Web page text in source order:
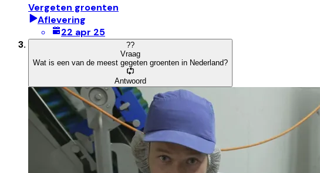
Vergeten groenten
Aflevering
22 apr 25
??
Vraag
Wat is een van de meest gegeten groenten in Nederland?
Antwoord